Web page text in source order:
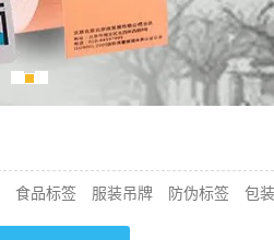
食品标签 服装吊牌 防伪标签 包